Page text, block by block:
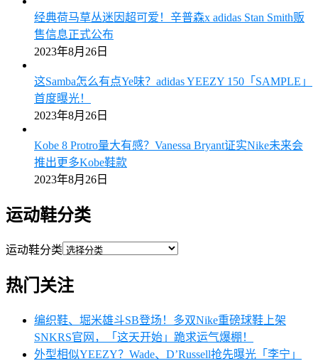
经典荷马草丛迷因超可爱！辛普森x adidas Stan Smith贩
售信息正式公布
2023年8月26日
这Samba怎么有点Ye味？adidas YEEZY 150「SAMPLE」
首度曝光！
2023年8月26日
Kobe 8 Protro量大有感？Vanessa Bryant证实Nike未来会
推出更多Kobe鞋款
2023年8月26日
运动鞋分类
运动鞋分类
热门关注
编织鞋、堀米雄斗SB登场！多双Nike重磅球鞋上架
SNKRS官网，「这天开始」跪求运气爆棚！
外型相似YEEZY？Wade、D’Russell抢先曝光「李宁」